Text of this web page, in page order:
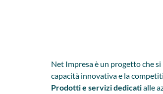
Net Impresa è un progetto che
capacità innovativa e la
Prodotti e servizi dedicatialle